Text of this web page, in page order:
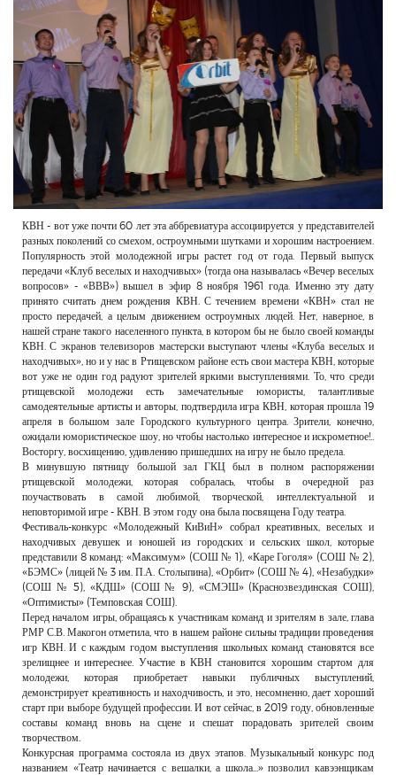
РЕКЛАМОДАТЕЛЯМ
ОБЪЯВЛЕНИЯ
КОНТАКТЫ
КВН - вот уже почти 60 лет эта аббревиатура ассоциируется у представителей
разных поколений со смехом, остроумными шутками и хорошим настроением.
Популярность этой молодежной игры растет год от года. Первый выпуск
передачи «Клуб веселых и находчивых» (тогда она называлась «Вечер веселых
вопросов» - «ВВВ») вышел в эфир 8 ноября 1961 года. Именно эту дату
принято считать днем рождения КВН. С течением времени «КВН» стал не
просто передачей, а целым движением остроумных людей. Нет, наверное, в
нашей стране такого населенного пункта, в котором бы не было своей команды
КВН. С экранов телевизоров мастерски выступают члены «Клуба веселых и
находчивых», но и у нас в Ртищевском районе есть свои мастера КВН, которые
вот уже не один год радуют зрителей яркими выступлениями. То, что среди
ртищевской молодежи есть замечательные юмористы, талантливые
самодеятельные артисты и авторы, подтвердила игра КВН, которая прошла 19
апреля в большом зале Городского культурного центра. Зрители, конечно,
ожидали юмористическое шоу, но чтобы настолько интересное и искрометное!..
Восторгу, восхищению, удивлению пришедших на игру не было предела.
В минувшую пятницу большой зал ГКЦ был в полном распоряжении
ртищевской молодежи, которая собралась, чтобы в очередной раз
поучаствовать в самой любимой, творческой, интеллектуальной и
неповторимой игре - КВН. В этом году она была посвящена Году театра.
Фестиваль-конкурс «Молодежный КиВиН» собрал креативных, веселых и
находчивых девушек и юношей из городских и сельских школ, которые
представили 8 команд: «Максимум» (СОШ № 1), «Каре Гоголя» (СОШ № 2),
«БЭМС» (лицей № 3 им. П.А. Столыпина), «Орбит» (СОШ № 4), «Незабудки»
(СОШ № 5), «КДШ» (СОШ № 9), «СМЭШ» (Краснозвездинская СОШ),
«Оптимисты» (Темповская СОШ).
Перед началом игры, обращаясь к участникам команд и зрителям в зале, глава
РМР С.В. Макогон отметила, что в нашем районе сильны традиции проведения
игр КВН. И с каждым годом выступления школьных команд становятся все
зрелищнее и интереснее. Участие в КВН становится хорошим стартом для
молодежи, которая приобретает навыки публичных выступлений,
демонстрирует креативность и находчивость, и это, несомненно, дает хороший
старт при выборе будущей профессии. И вот сейчас, в 2019 году, обновленные
составы команд вновь на сцене и спешат порадовать зрителей своим
творчеством.
Конкурсная программа состояла из двух этапов. Музыкальный конкурс под
названием «Театр начинается с вешалки, а школа...» позволил кавээнщикам